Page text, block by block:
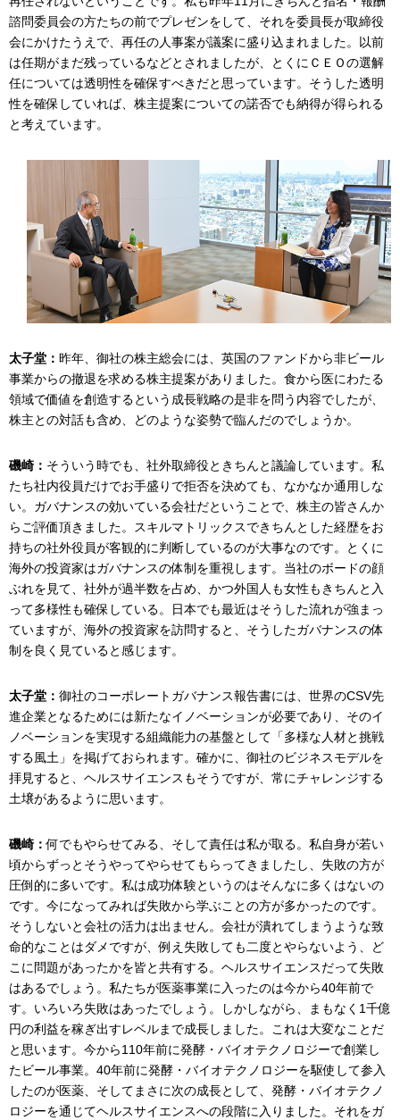
諮問委員会の方たちの前でプレゼンをして、それを委員長が取締役
会にかけたうえで、再任の人事案が議案に盛り込まれました。以前
は任期がまだ残っているなどとされましたが、とくにＣＥＯの選解
任については透明性を確保すべきだと思っています。そうした透明
性を確保していれば、株主提案についての諾否でも納得が得られる
と考えています。
太子堂： 昨年、御社の株主総会には、英国のファンドから非ビール
事業からの撤退を求める株主提案がありました。食から医にわたる
領域で価値を創造するという成長戦略の是非を問う内容でしたが、
株主との対話も含め、どのような姿勢で臨んだのでしょうか。
磯崎： そういう時でも、社外取締役ときちんと議論しています。私
たち社内役員だけでお手盛りで拒否を決めても、なかなか通用しな
い。ガバナンスの効いている会社だということで、株主の皆さんか
らご評価頂きました。スキルマトリックスできちんとした経歴をお
持ちの社外役員が客観的に判断しているのが大事なのです。とくに
海外の投資家はガバナンスの体制を重視します。当社のボードの顔
ぶれを見て、社外が過半数を占め、かつ外国人も女性もきちんと入
って多様性も確保している。日本でも最近はそうした流れが強まっ
ていますが、海外の投資家を訪問すると、そうしたガバナンスの体
制を良く見ていると感じます。
太子堂： 御社のコーポレートガバナンス報告書には、世界のCSV先
進企業となるためには新たなイノベーションが必要であり、そのイ
ノベーションを実現する組織能力の基盤として「多様な人材と挑戦
する風土」を掲げておられます。確かに、御社のビジネスモデルを
拝見すると、ヘルスサイエンスもそうですが、常にチャレンジする
土壌があるように思います。
磯崎：何でもやらせてみる、そして責任は私が取る。私自身が若い
頃からずっとそうやってやらせてもらってきましたし、失敗の方が
圧倒的に多いです。私は成功体験というのはそんなに多くはないの
です。今になってみれば失敗から学ぶことの方が多かったのです。
そうしないと会社の活力は出ません。会社が潰れてしまうような致
命的なことはダメですが、例え失敗しても二度とやらないよう、ど
こに問題があったかを皆と共有する。ヘルスサイエンスだって失敗
はあるでしょう。私たちが医薬事業に入ったのは今から40年前で
す。いろいろ失敗はあったでしょう。しかしながら、まもなく1千億
円の利益を稼ぎ出すレベルまで成長しました。これは大変なことだ
と思います。今から110年前に発酵・バイオテクノロジーで創業し
たビール事業。40年前に発酵・バイオテクノロジーを駆使して参入
したのが医薬、そしてまさに次の成長として、発酵・バイオテクノ
ロジーを通じてヘルスサイエンスへの段階に入りました。それをガ